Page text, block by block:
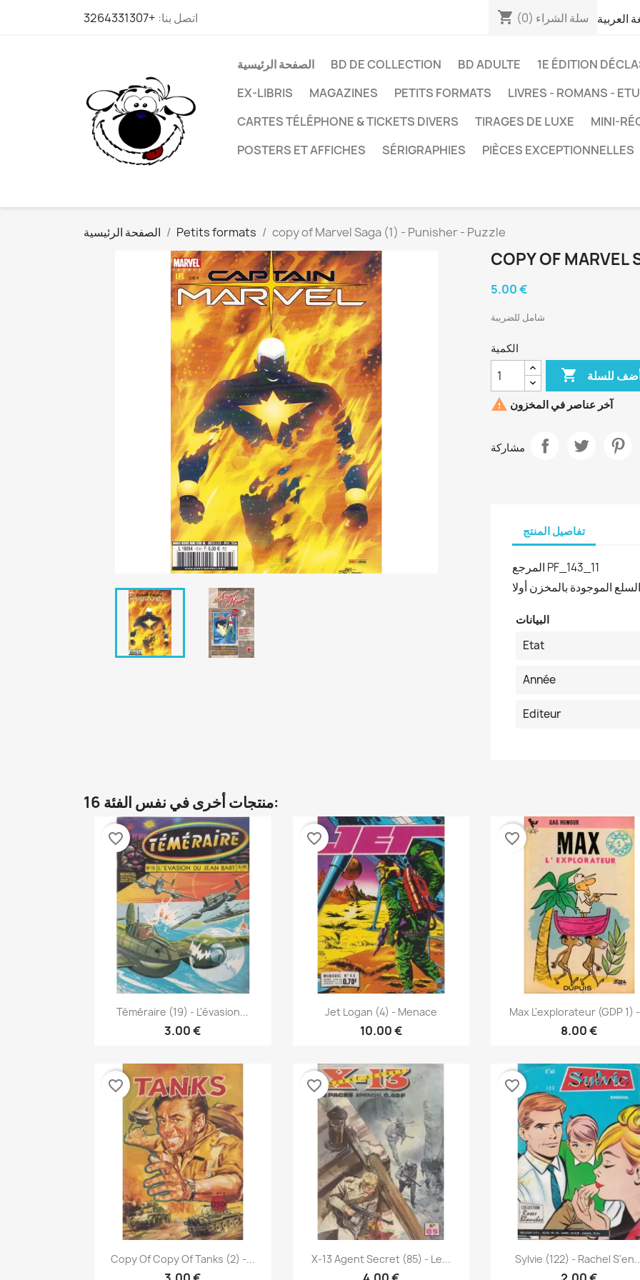
اتصل بنا: +3264331307 shopping_cart سلة الشراء (0) العربية
الصفحة الرئيسية BD DE COLLECTION BD ADULTE 1E ÉDITION
EX-LIBRIS
MAGAZINES PETITS FORMATS LIVRES - ROMANS -
CARTES TÉLÉPHONE & TICKETS DIVERS
TIRAGES DE LUXE
MINI-
POSTERS ET AFFICHES
SÉRIGRAPHIES PIÈCES EXCEPTIONNELLES
الصفحة الرئيسية Petits formats copy of Marvel Saga (1) - Punisher - Puzzle
COPY OF MARVEL
5.00 €
شامل للضريبة
الكمية
 للسلة
 آخر عناصر في المخزون
مشاركة
تفاصيل المنتج
المرجع PF_143_11
السلع الموجودة بالمخزن أولا
البيانات
Etat
Année
Editeur
16 منتجات أخرى في نفس الفئة:
نظرة سريعة
Téméraire (19) - L'évasion...
3.00 €
favorite_border
نظرة سريعة
Jet Logan (4) - Menace
10.00 €
favorite_border
نظرة سريعة
Max L'explorateur (GDP 1)
8.00 €
favorite_border
نظرة سريعة
Copy Of Copy Of Tanks (2) -...
favorite_border
نظرة سريعة
X-13 Agent Secret (85) - Le...
favorite_border
نظرة سريعة
Sylvie (122) - Rachel
favorite_border